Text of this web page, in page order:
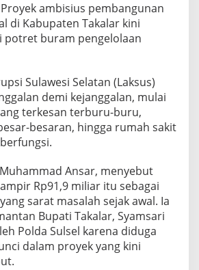
Proyek ambisius pembangunan
di Kabupaten Takalar kini
potret buram pengelolaan
Sulawesi Selatan (Laksus)
demi kejanggalan, mulai
terkesan terburu-buru,
besaran, hingga rumah sakit
Ansar, menyebut
Rp91,9 miliar itu sebagai
sarat masalah sejak awal. Ia
Bupati Takalar, Syamsari
Polda Sulsel karena diduga
dalam proyek yang kini